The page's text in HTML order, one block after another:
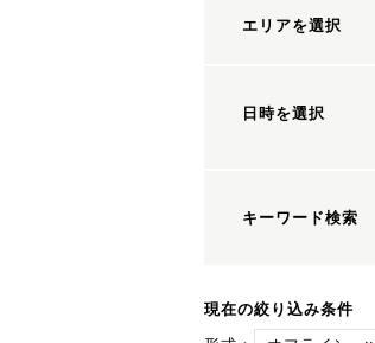
エリアを選択
日時を選択
キーワード検索
現在の絞り込み条件